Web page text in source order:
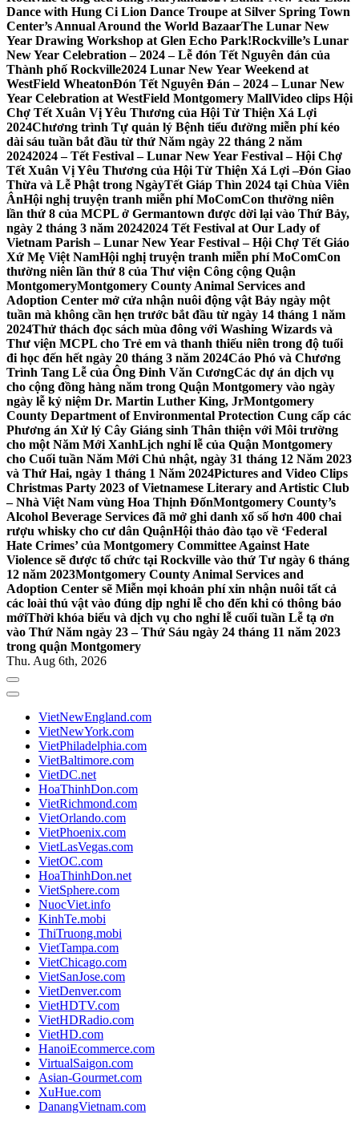
Dance with Hung Ci Lion Dance Troupe at Silver Spring Town
Center’s Annual Around the World BazaarThe Lunar New
Year Drawing Workshop at Glen Echo Park!Rockville’s Lunar
New Year Celebration – 2024 – Lễ đón Tết Nguyên đán của
Thành phố Rockville2024 Lunar New Year Weekend at
WestField WheatonĐón Tết Nguyên Đán – 2024 – Lunar New
Year Celebration at WestField Montgomery MallVideo clips Hội
Chợ Tết Xuân Vị Yêu Thương của Hội Từ Thiện Xá Lợi
2024Chương trình Tự quản lý Bệnh tiểu đường miễn phí kéo
dài sáu tuần bắt đầu từ thứ Năm ngày 22 tháng 2 năm
20242024 – Tết Festival – Lunar New Year Festival – Hội Chợ
Tết Xuân Vị Yêu Thương của Hội Từ Thiện Xá Lợi –Đón Giao
Thừa và Lễ Phật trong NgàyTết Giáp Thìn 2024 tại Chùa Viên
ÂnHội nghị truyện tranh miễn phí MoComCon thường niên
lần thứ 8 của MCPL ở Germantown được dời lại vào Thứ Bảy,
ngày 2 tháng 3 năm 20242024 Tết Festival at Our Lady of
Vietnam Parish – Lunar New Year Festival – Hội Chợ Tết Giáo
Xứ Mẹ Việt NamHội nghị truyện tranh miễn phí MoComCon
thường niên lần thứ 8 của Thư viện Công cộng Quận
MontgomeryMontgomery County Animal Services and
Adoption Center mở cửa nhận nuôi động vật Bảy ngày một
tuần mà không cần hẹn trước bắt đầu từ ngày 14 tháng 1 năm
2024Thử thách đọc sách mùa đông với Washing Wizards và
Thư viện MCPL cho Trẻ em và thanh thiếu niên trong độ tuổi
đi học đến hết ngày 20 tháng 3 năm 2024Cáo Phó và Chương
Trình Tang Lễ của Ông Đinh Văn CươngCác dự án dịch vụ
cho cộng đồng hàng năm trong Quận Montgomery vào ngày
ngày lễ kỷ niệm Dr. Martin Luther King, JrMontgomery
County Department of Environmental Protection Cung cấp các
Phương án Xử lý Cây Giáng sinh Thân thiện với Môi trường
cho một Năm Mới XanhLịch nghỉ lễ của Quận Montgomery
cho Cuối tuần Năm Mới Chủ nhật, ngày 31 tháng 12 Năm 2023
và Thứ Hai, ngày 1 tháng 1 Năm 2024Pictures and Video Clips
Christmas Party 2023 of Vietnamese Literary and Artistic Club
– Nhà Việt Nam vùng Hoa Thịnh ĐốnMontgomery County’s
Alcohol Beverage Services đã mở ghi danh xổ số hơn 400 chai
rượu whisky cho cư dân QuậnHội thảo đào tạo về ‘Federal
Hate Crimes’ của Montgomery Committee Against Hate
Violence sẽ được tổ chức tại Rockville vào thứ Tư ngày 6 tháng
12 năm 2023Montgomery County Animal Services and
Adoption Center sẽ Miễn mọi khoản phí xin nhận nuôi tất cả
các loài thú vật vào đúng dịp nghỉ lễ cho đến khi có thông báo
mớiThời khóa biểu và dịch vụ cho nghỉ lễ cuối tuần Lễ tạ ơn
vào Thứ Năm ngày 23 – Thứ Sáu ngày 24 tháng 11 năm 2023
trong quận Montgomery
Thu. Aug 6th, 2026
VietNewEngland.com
VietNewYork.com
VietPhiladelphia.com
VietBaltimore.com
VietDC.net
HoaThinhDon.com
VietRichmond.com
VietOrlando.com
VietPhoenix.com
VietLasVegas.com
VietOC.com
HoaThinhDon.net
VietSphere.com
NuocViet.info
KinhTe.mobi
ThiTruong.mobi
VietTampa.com
VietChicago.com
VietSanJose.com
VietDenver.com
VietHDTV.com
VietHDRadio.com
VietHD.com
HanoiEcommerce.com
VirtualSaigon.com
Asian-Gourmet.com
XuHue.com
DanangVietnam.com